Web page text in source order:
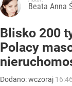
Beata Anna
Blisko 200
Polacy
Dodano:wczoraj 16:46